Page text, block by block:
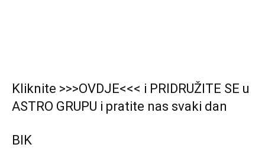
Kliknite >>>OVDJE<<< i PRIDRUŽITE SE u
ASTRO GRUPU i pratite nas svaki dan
BIK